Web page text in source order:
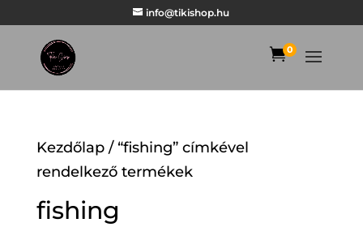
info@tikishop.hu
0
Kezdőlap/ “fishing” címkével
rendelkező termékek
fishing